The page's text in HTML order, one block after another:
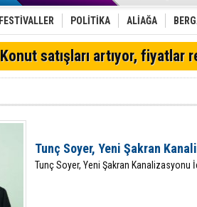
Furkan
Chp
AK Parti
SOCAR
Trafiği
Alto,
Chp
Aliağa-
FESTİVALLER POLİTİKA ALİAĞA
Konut satışları artıyor, fiyatlar
Tunç Soyer, Yeni Şakran
Tunç Soyer, Yeni Şakran Kanalizasyonu